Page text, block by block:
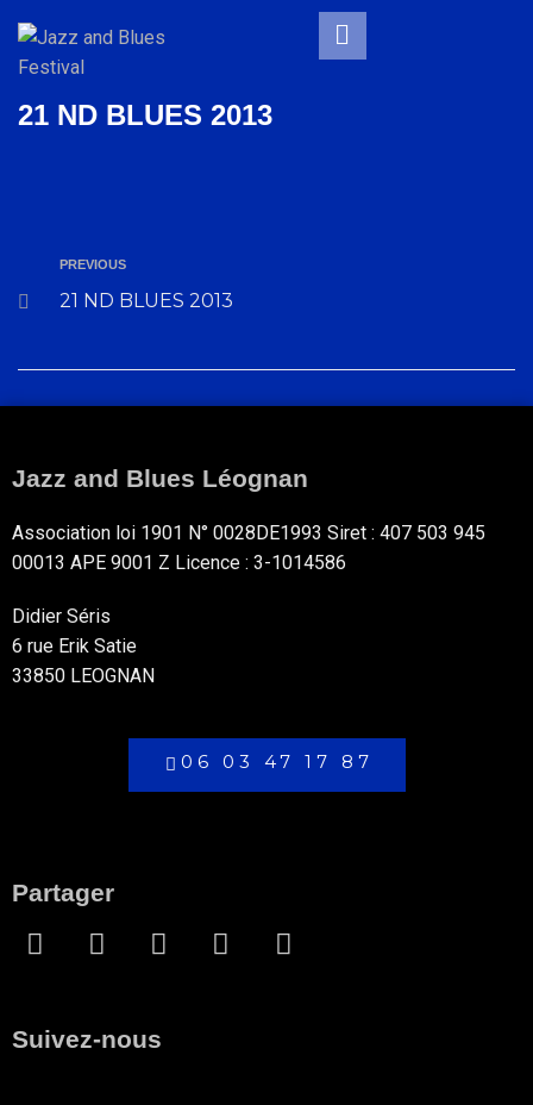
21 ND BLUES 2013
PREVIOUS
21 ND BLUES 2013
Jazz and Blues Léognan
Association loi 1901 N° 0028DE1993 Siret : 407 503 945
00013 APE 9001 Z Licence : 3-1014586
Didier Séris
6 rue Erik Satie
33850 LEOGNAN
06 03 47 17 87
Partager
Suivez-nous